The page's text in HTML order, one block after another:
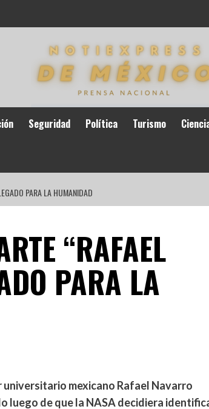
Seguridad Política Turismo
PARA LA HUMANIDAD
“RAFAEL
PARA LA
mexicano Rafael Navarro
luego de que la NASA decidiera